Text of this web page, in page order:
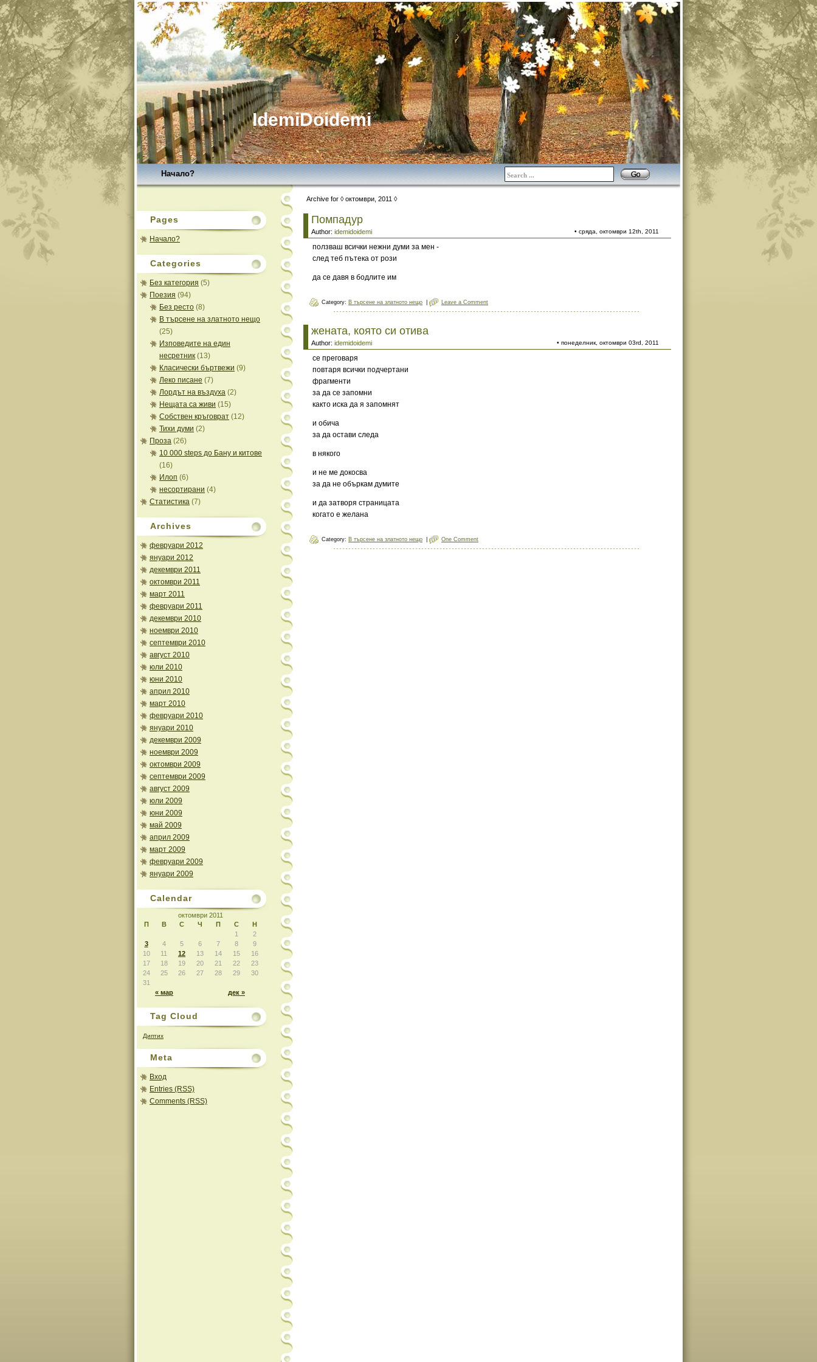
IdemiDoidemi
Начало?
Pages
Начало?
Categories
Без категория (5)
Поезия (94)
Без ресто (8)
В търсене на златното нещо
(25)
Изповедите на един
несретник (13)
Класически бъртвежи (9)
Леко писане (7)
Лордът на въздуха (2)
Нещата са живи (15)
Собствен кръговрат (12)
Тихи думи (2)
Проза (26)
10 000 steps до Бану и китове
(16)
Илоп (6)
несортирани (4)
Статистика (7)
Archives
февруари 2012
януари 2012
декември 2011
октомври 2011
март 2011
февруари 2011
декември 2010
ноември 2010
септември 2010
август 2010
юли 2010
юни 2010
април 2010
март 2010
февруари 2010
януари 2010
декември 2009
ноември 2009
октомври 2009
септември 2009
август 2009
юли 2009
юни 2009
май 2009
април 2009
март 2009
февруари 2009
януари 2009
Calendar
октомври 2011
П
В С Ч П С Н
« мар дек »
1
2
3
4 5 6 7 8
9
10
11 12 13 14 15
16
17
18 19 20 21 22
23
24
25 26 27 28 29
30
31
Tag Cloud
Диптих
Meta
Вход
Entries (RSS)
Comments (RSS)
Archive for ◊ октомври, 2011 ◊
Помпадур
Author: idemidoidemi • сряда, октомври 12th, 2011
ползваш всички нежни думи за мен -
след теб пътека от рози
да се давя в бодлите им
Category: В търсене на златното нещо Leave a Comment
жената, която си отива
Author: idemidoidemi • понеделник, октомври 03rd, 2011
се преговаря
повтаря всички подчертани
фрагменти
за да се запомни
както иска да я запомнят
и обича
за да остави следа
в някого
и не ме докосва
за да не объркам думите
и да затворя страницата
когато е желана
Category: В търсене на златното нещо One Comment